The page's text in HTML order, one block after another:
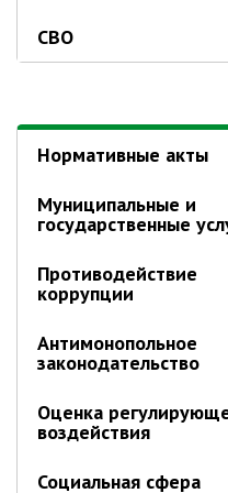
год
Сведения о
Конкурс
СВО
Нормативные акты
Муниципальные и
государственные
Противодействие
коррупции
Антимонопольное
законодательство
Оценка
воздействия
Социальная сфера